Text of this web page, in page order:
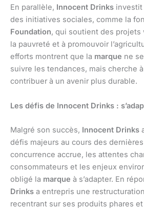
En parallèle, Innocent Drinks investit
des initiatives sociales, comme la
Foundation, qui soutient des projets
la pauvreté et à promouvoir
efforts montrent que la marque ne
suivre les tendances, mais cherche
contribuer à un avenir plus durable.
Les défis de Innocent Drinks :
Malgré son succès, Innocent Drinks
défis majeurs au cours des
concurrence accrue, les attentes
consommateurs et les enjeux
obligé la marque à s’adapter. En
Drinks a entrepris une
recentrant sur ses produits phares